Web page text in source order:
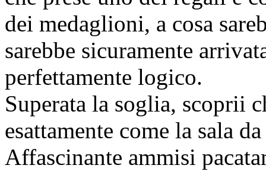
dei medaglioni, a cosa
sarebbe sicuramente
perfettamente logico.
Superata la soglia, scoprii
esattamente come la sala
Affascinante ammisi